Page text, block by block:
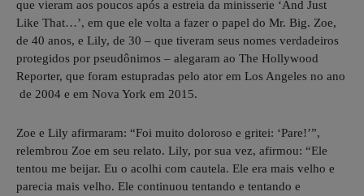
que vieram aos poucos após a estreia da minisserie ‘And Just
Like That…’, em que ele volta a fazer o papel do Mr. Big. Zoe,
de 40 anos, e Lily, de 30 – que tiveram seus nomes verdadeiros
protegidos por pseudônimos – alegaram ao The Hollywood
Reporter, que foram estupradas pelo ator em Los Angeles no ano
de 2004 e em Nova York em 2015.
Zoe e Lily afirmaram: “Foi muito doloroso e gritei: ‘Pare!’”,
relembrou Zoe em seu relato. Lily, por sua vez, afirmou: “Ele
tentou me beijar. Eu o acolhi com cautela. Ele era mais velho e
parecia mais velho. Ele continuou tentando e tentando e